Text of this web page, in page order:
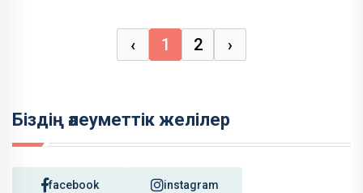
‹ 1 2 ›
Біздің әлеуметтік желілер
facebook instagram